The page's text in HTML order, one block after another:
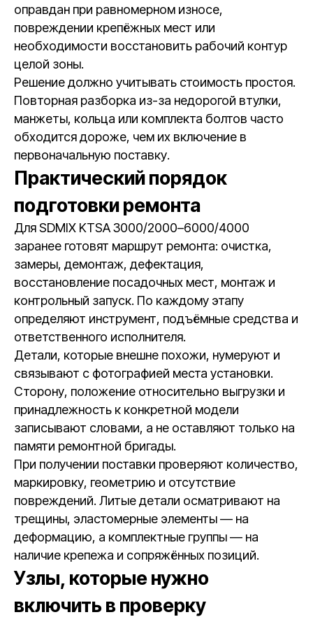
оправдан при равномерном износе,
повреждении крепёжных мест или
необходимости восстановить рабочий контур
целой зоны.
Решение должно учитывать стоимость простоя.
Повторная разборка из-за недорогой втулки,
манжеты, кольца или комплекта болтов часто
обходится дороже, чем их включение в
первоначальную поставку.
Практический порядок
подготовки ремонта
Для SDMIX KTSA 3000/2000–6000/4000
заранее готовят маршрут ремонта: очистка,
замеры, демонтаж, дефектация,
восстановление посадочных мест, монтаж и
контрольный запуск. По каждому этапу
определяют инструмент, подъёмные средства и
ответственного исполнителя.
Детали, которые внешне похожи, нумеруют и
связывают с фотографией места установки.
Сторону, положение относительно выгрузки и
принадлежность к конкретной модели
записывают словами, а не оставляют только на
памяти ремонтной бригады.
При получении поставки проверяют количество,
маркировку, геометрию и отсутствие
повреждений. Литые детали осматривают на
трещины, эластомерные элементы — на
деформацию, а комплектные группы — на
наличие крепежа и сопряжённых позиций.
Узлы, которые нужно
включить в проверку